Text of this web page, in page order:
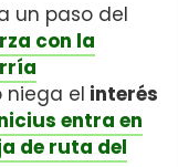
un paso del
con la
niega el interés
entra en
de ruta del